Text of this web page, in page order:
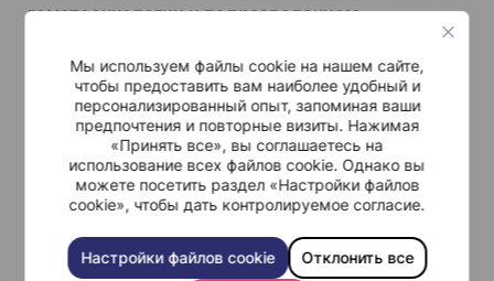
Мы используем файлы cookie на нашем сайте,
чтобы предоставить вам наиболее удобный и
персонализированный опыт, запоминая ваши
предпочтения и повторные визиты. Нажимая
«Принять все», вы соглашаетесь на
использование всех файлов cookie. Однако вы
можете посетить раздел «Настройки файлов
cookie», чтобы дать контролируемое согласие.
Настройки файлов cookie Отклонить все
гематоонкологии и подразделением
Профессор Торен заведует отделением детской
гематоонкологии, а также подразделением
трансплантации стволовых клеток. Основная
исследовательская деятельность профессора
заключается в изучении потенциалатерапии
CAR-T-клетками. Он специализируется в области
педиатрии, общей гематологии и детской